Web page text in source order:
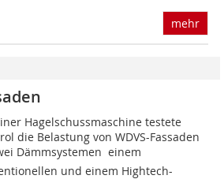
mehr
Hagelschussmaschine testete
die Belastung von WDVS-Fassaden
Dämmsystemen  einem
und einem Hightech-